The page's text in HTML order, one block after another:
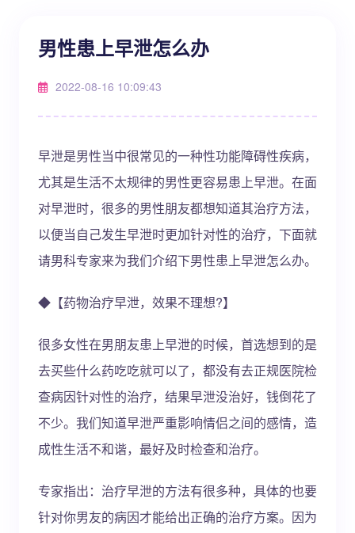
男性患上早泄怎么办
2022-08-16 10:09:43
早泄是男性当中很常见的一种性功能障碍性疾病，
尤其是生活不太规律的男性更容易患上早泄。在面
对早泄时，很多的男性朋友都想知道其治疗方法，
以便当自己发生早泄时更加针对性的治疗，下面就
请男科专家来为我们介绍下男性患上早泄怎么办。
◆【药物治疗早泄，效果不理想?】
很多女性在男朋友患上早泄的时候，首选想到的是
去买些什么药吃吃就可以了，都没有去正规医院检
查病因针对性的治疗，结果早泄没治好，钱倒花了
不少。我们知道早泄严重影响情侣之间的感情，造
成性生活不和谐，最好及时检查和治疗。
专家指出：治疗早泄的方法有很多种，具体的也要
针对你男友的病因才能给出正确的治疗方案。因为